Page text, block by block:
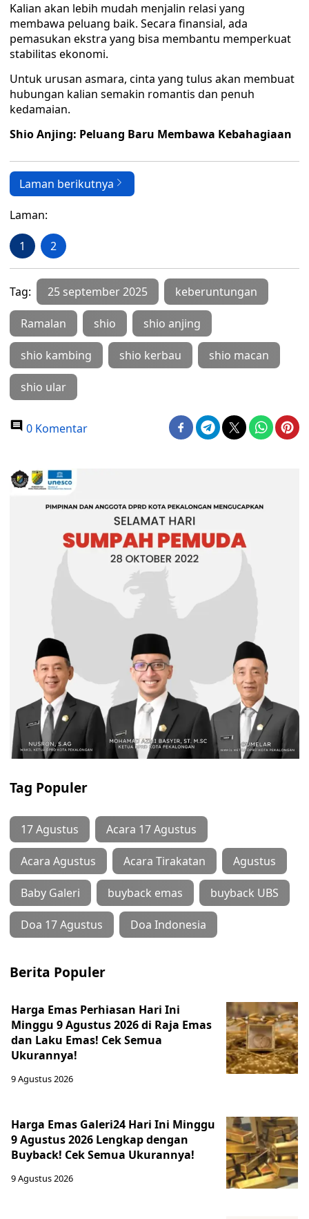
Kalian akan lebih mudah menjalin relasi yang
membawa peluang baik. Secara finansial, ada
pemasukan ekstra yang bisa membantu memperkuat
stabilitas ekonomi.
Untuk urusan asmara, cinta yang tulus akan membuat
hubungan kalian semakin romantis dan penuh
kedamaian.
Shio Anjing: Peluang Baru Membawa Kebahagiaan
Laman berikutnya
Laman:
1 2
Tag: 25 september 2025 keberuntungan
Ramalan shio shio anjing
shio kambing shio kerbau shio macan
shio ular
0 Komentar
Tag Populer
17 Agustus Acara 17 Agustus
Acara Agustus Acara Tirakatan Agustus
Baby Galeri buyback emas buyback UBS
Doa 17 Agustus Doa Indonesia
Berita Populer
Harga Emas Perhiasan Hari Ini
Minggu 9 Agustus 2026 di Raja Emas
dan Laku Emas! Cek Semua
Ukurannya!
9 Agustus 2026
Harga Emas Galeri24 Hari Ini Minggu
9 Agustus 2026 Lengkap dengan
Buyback! Cek Semua Ukurannya!
9 Agustus 2026